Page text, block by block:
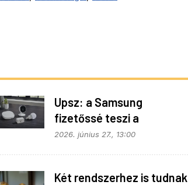
Upsz: a Samsung
fizetőssé teszi a
SmartThings API
2026. június 27., 13:00
Két rendszerhez is tudnak